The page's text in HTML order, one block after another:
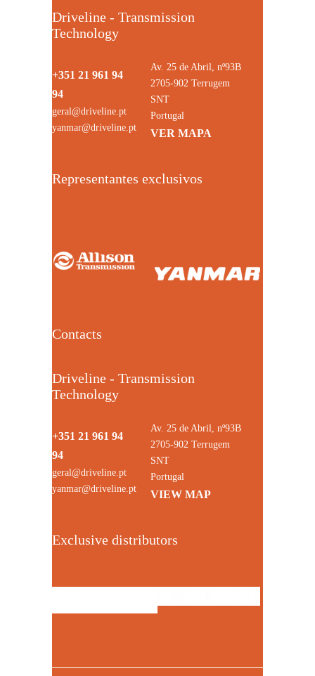
Driveline - Transmission
Technology
+351 21 961 94
94
geral@driveline.pt
yanmar@driveline.pt
Av. 25 de Abril, nº93B
2705-902 Terrugem
SNT
Portugal
VER MAPA
Representantes exclusivos
Contacts
Driveline - Transmission
Technology
+351 21 961 94
94
geral@driveline.pt
yanmar@driveline.pt
Av. 25 de Abril, nº93B
2705-902 Terrugem
SNT
Portugal
VIEW MAP
Exclusive distributors